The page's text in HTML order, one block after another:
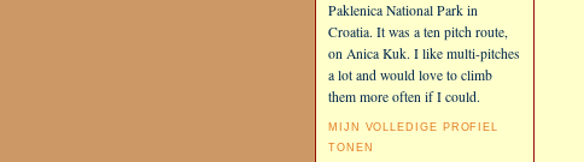
Paklenica National Park in
Croatia. It was a ten pitch route,
on Anica Kuk. I like multi-pitches
a lot and would love to climb
them more often if I could.
MIJN VOLLEDIGE PROFIEL
TONEN